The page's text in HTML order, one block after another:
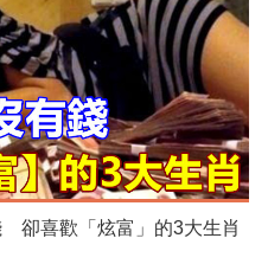
卻喜歡「炫富」的3大生肖